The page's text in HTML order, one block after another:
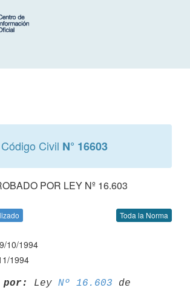
Código Civil N° 16603
POR LEY Nº 16.603
Toda la Norma
10/1994
1994
por: Ley Nº 16.603 de